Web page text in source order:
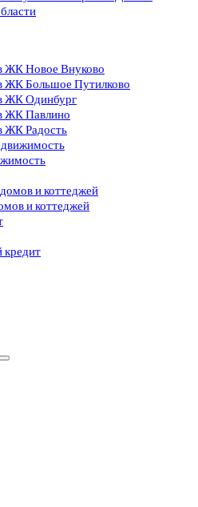
ЖК Новое Внуково
ЖК Большое Путилково
ЖК Одинбург
ЖК Павлино
ЖК Радость
и коттеджей
и коттеджей
кредит